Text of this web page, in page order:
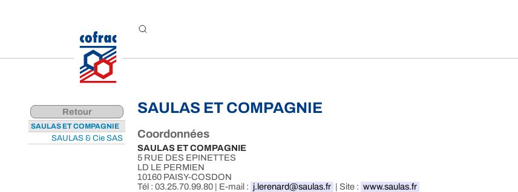
Retour
SAULAS ET COMPAGNIE
SAULAS & Cie SAS
SAULAS ET COMPAGNIE
Coordonnées
SAULAS ET COMPAGNIE
5 RUE DES EPINETTES
LD LE PERMIEN
10160 PAISY-COSDON
Tél : 03.25.70.99.80 | E-mail : j.lerenard@saulas.fr | Site : www.saulas.fr